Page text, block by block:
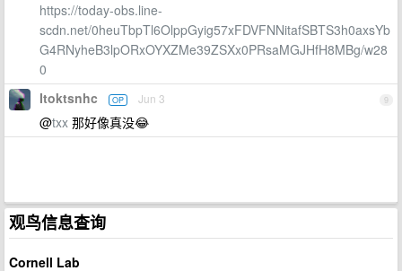
https://today-obs.line-
scdn.net/0heuTbpTl6OlppGyig57xFDVFNNitafSBTS3h0axsYb
G4RNyheB3lpORxOYXZMe39ZSXx0PRsaMGJHfH8MBg/w28
0
9
Itoktsnhc OP Jun 3
@txx 那好像真没😂
观鸟信息查询
Cornell Lab